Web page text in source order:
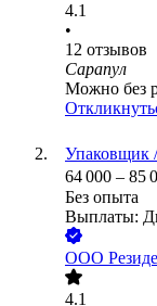
4.1
•
12 отзывов
Сарапул
Можно без
Упаковщик
64 000 – 85
Без опыта
Выплаты:
ООО
4.1